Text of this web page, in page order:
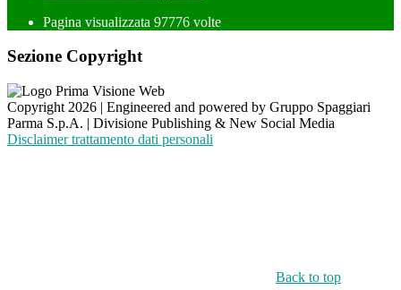
Pagina visualizzata 97776 volte
Sezione Copyright
Copyright 2026 | Engineered and powered by Gruppo Spaggiari
Parma S.p.A. | Divisione Publishing & New Social Media
Disclaimer trattamento dati personali
Back to top